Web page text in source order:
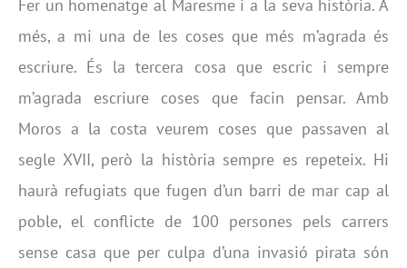
Fer un homenatge al Maresme i a la seva història. A
més, a mi una de les coses que més m’agrada és
escriure. És la tercera cosa que escric i sempre
m’agrada escriure coses que facin pensar. Amb
Moros a la costa veurem coses que passaven al
segle XVII, però la història sempre es repeteix. Hi
haurà refugiats que fugen d’un barri de mar cap al
poble, el conflicte de 100 persones pels carrers
sense casa que per culpa d’una invasió pirata són